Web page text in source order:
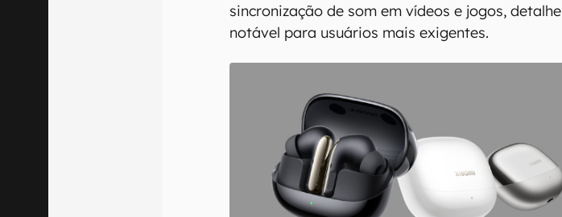
sincronização de som em vídeos e jogos, detalhe
notável para usuários mais exigentes.